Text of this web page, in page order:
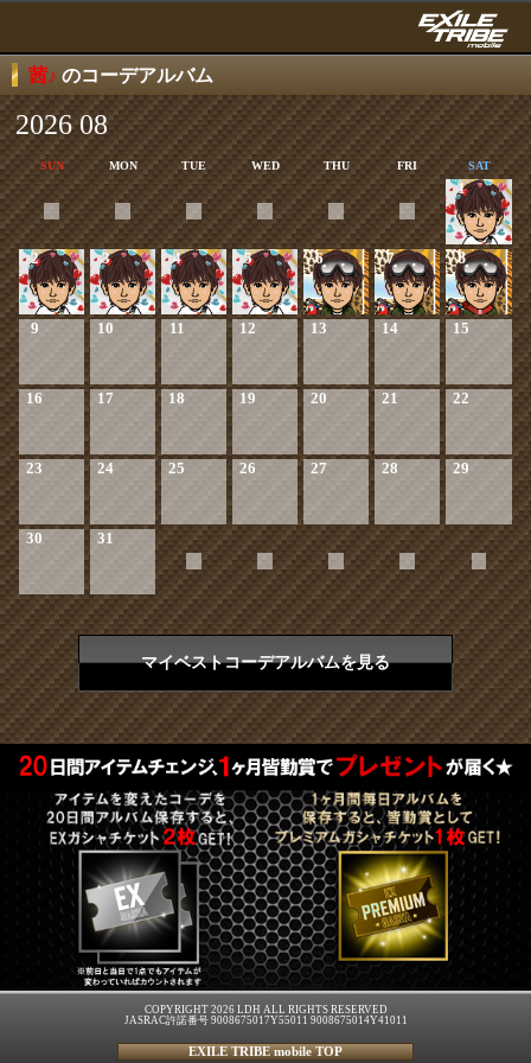
茜♪ のコーデアルバム
2026 08
SUN MON TUE WED THU FRI SAT
1
2 3 4 5 6 7 8
9 10 11 12 13 14 15
16 17 18 19 20 21 22
23 24 25 26 27 28 29
30 31
マイベストコーデアルバムを見る
COPYRIGHT 2026 LDH ALL RIGHTS RESERVED
JASRAC許諾番号 9008675017Y55011 9008675014Y41011
EXILE TRIBE mobile TOP